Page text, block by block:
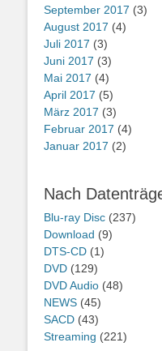
September 2017 (3)
August 2017 (4)
Juli 2017 (3)
Juni 2017 (3)
Mai 2017 (4)
April 2017 (5)
März 2017 (3)
Februar 2017 (4)
Januar 2017 (2)
Nach
Blu-ray Disc (237)
Download (9)
DTS-CD (1)
DVD (129)
DVD Audio (48)
NEWS (45)
SACD (43)
Streaming (221)